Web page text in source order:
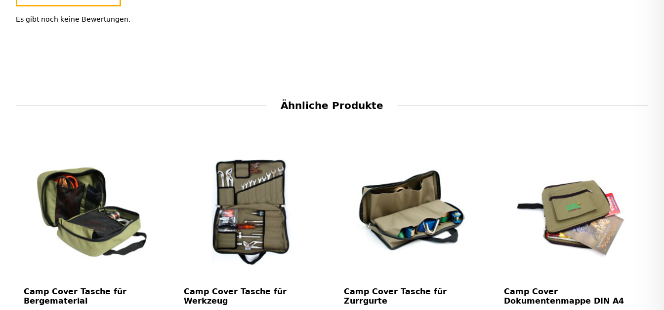
Es gibt noch keine Bewertungen.
Ähnliche Produkte
Camp Cover Tasche für
Bergematerial
Camp Cover Tasche für
Werkzeug
Camp Cover Tasche für
Zurrgurte
Camp Cover
Dokumentenmappe DIN A4